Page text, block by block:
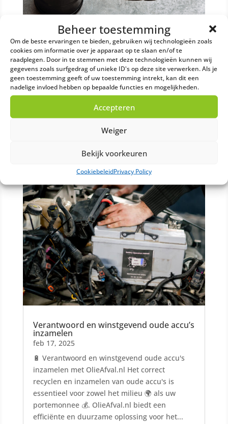
Beheer toestemming
Om de beste ervaringen te bieden, gebruiken wij technologieën zoals
cookies om informatie over je apparaat op te slaan en/of te
raadplegen. Door in te stemmen met deze technologieën kunnen wij
gegevens zoals surfgedrag of unieke ID's op deze site verwerken. Als je
geen toestemming geeft of uw toestemming intrekt, kan dit een
nadelige invloed hebben op bepaalde functies en mogelijkheden.
Accepteren
Weiger
Bekijk voorkeuren
CookiebeleidPrivacy Policy
Afgewerkte olie afvoeren: efficiënt en
milieuvriendelijk
mrt 5, 2025
Bedrijven in de industrie, transport en
werkplaatsen produceren dagelijks grote
systeemoliën verliezen na verloop van tijd hun
bruikbaar. Vanwege de chemische
Verantwoord en winstgevend oude accu’s
inzamelen
feb 17, 2025
🔋 Verantwoord en winstgevend oude accu's
inzamelen met OlieAfval.nl Het correct
recyclen en inzamelen van oude accu's is
essentieel voor zowel het milieu 🌍 als uw
portemonnee 💰. OlieAfval.nl biedt een
efficiënte en duurzame oplossing voor het...